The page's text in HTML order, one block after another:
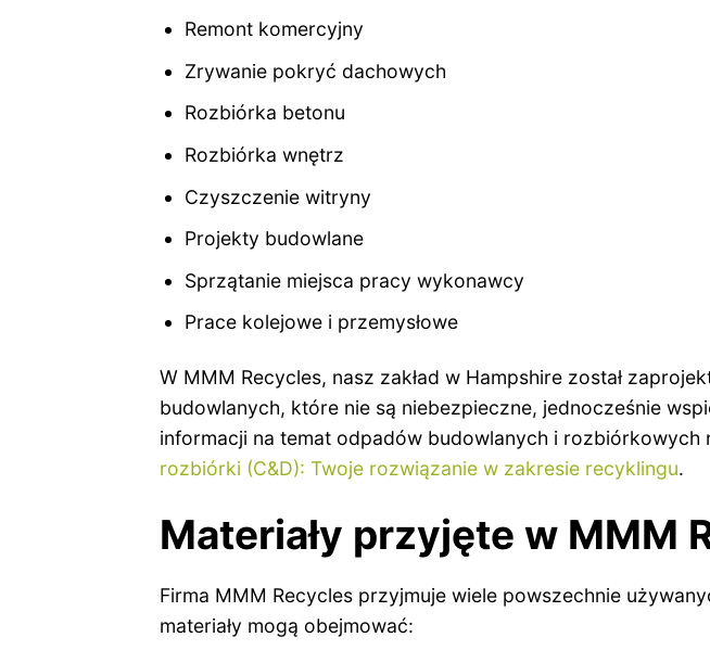
Remont komercyjny
Zrywanie pokryć dachowych
Rozbiórka betonu
Rozbiórka wnętrz
Czyszczenie witryny
Projekty budowlane
Sprzątanie miejsca pracy wykonawcy
Prace kolejowe i przemysłowe
W MMM Recycles, nasz zakład w Hampshire został
budowlanych, które nie są niebezpieczne, jednocześnie
informacji na temat odpadów budowlanych i
rozbiórki (C&D): Twoje rozwiązanie w zakresie recyklingu.
Materiały przyjęte w MMM
Firma MMM Recycles przyjmuje wiele powszechnie
materiały mogą obejmować: